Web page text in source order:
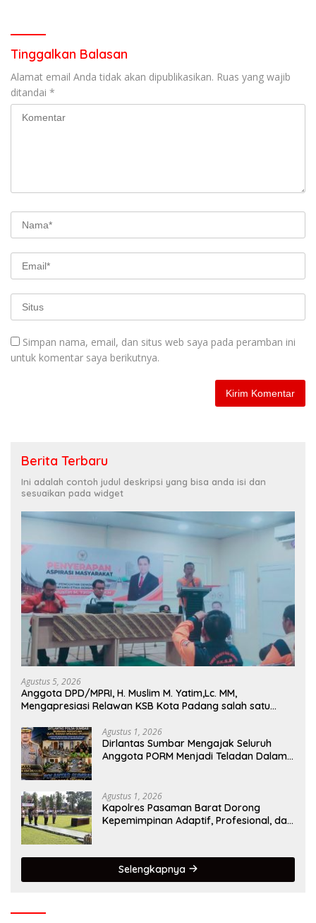
Tinggalkan Balasan
Alamat email Anda tidak akan dipublikasikan. Ruas yang wajib
ditandai *
Simpan nama, email, dan situs web saya pada peramban ini
untuk komentar saya berikutnya.
Berita Terbaru
Ini adalah contoh judul deskripsi yang bisa anda isi dan
sesuaikan pada widget
Agustus 5, 2026
Anggota DPD/MPRI, H. Muslim M. Yatim,Lc. MM,
Mengapresiasi Relawan KSB Kota Padang salah satu
Agustus 1, 2026
Dirlantas Sumbar Mengajak Seluruh
Anggota PORM Menjadi Teladan Dalam
Keselamatan Berkendara
Agustus 1, 2026
Kapolres Pasaman Barat Dorong
Kepemimpinan Adaptif, Profesional, dan
Selengkapnya